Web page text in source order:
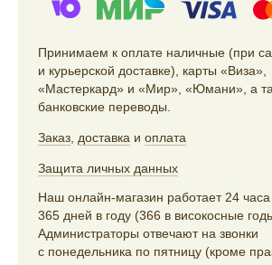
Принимаем к оплате наличные (при
и курьерской доставке), карты «Виза»,
«Мастеркард» и «Мир», «Юмани», а
банковские переводы.
Заказ доставка и оплата
Защита личных данных
Наш онлайн-магазин работает 24 часа
365 дней в году (366 в високосные
Администраторы отвечают на звонки
с понедельника по пятницу (кроме